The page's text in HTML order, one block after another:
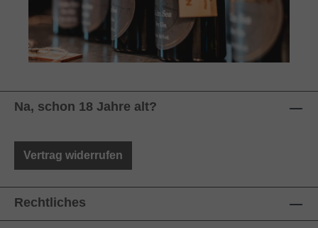
Na, schon 18 Jahre alt?
Vertrag widerrufen
Rechtliches